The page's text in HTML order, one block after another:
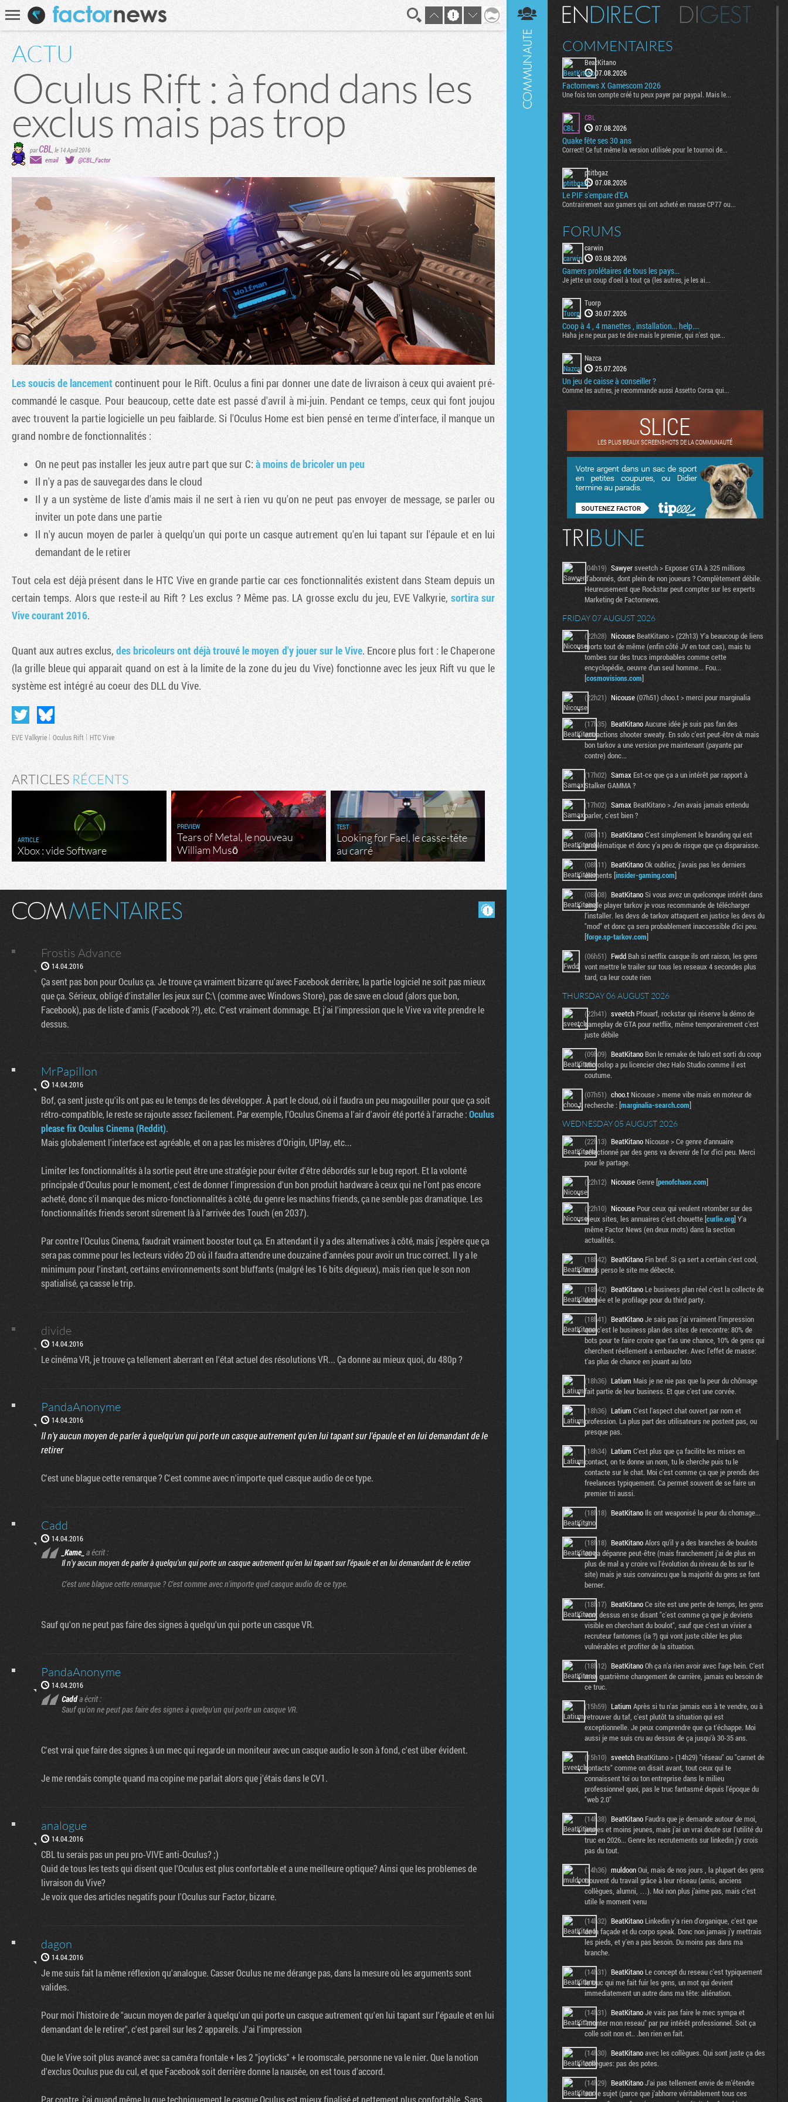
Recherche
ACTU
Oculus Rift : à fond dans les
exclus mais pas trop
parCBL le 14 April 2016
email
@CBL_Factor
Les soucis de lancementcontinuent pour le Rift. Oculus a fini par donner une date de livraison à ceux qui avaient pré-
commandé le casque. Pour beaucoup, cette date est passé d'avril à mi-juin. Pendant ce temps, ceux qui font joujou
avec trouvent la partie logicielle un peu faiblarde. Si l'Oculus Home est bien pensé en terme d'interface, il manque un
grand nombre de fonctionnalités :
On ne peut pas installer les jeux autre part que sur C: à moins de bricoler un peu
Il n'y a pas de sauvegardes dans le cloud
Il y a un système de liste d'amis mais il ne sert à rien vu qu'on ne peut pas envoyer de message, se parler ou
inviter un pote dans une partie
Il n'y aucun moyen de parler à quelqu'un qui porte un casque autrement qu'en lui tapant sur l'épaule et en lui
demandant de le retirer
Tout cela est déjà présent dans le HTC Vive en grande partie car ces fonctionnalités existent dans Steam depuis un
certain temps. Alors que reste-il au Rift ? Les exclus ? Même pas. LA grosse exclu du jeu, EVE Valkyrie, sortira sur
Vive courant 2016.
Quant aux autres exclus, des bricoleurs ont déjà trouvé le moyen d'y jouer sur le Vive. Encore plus fort : le Chaperone
(la grille bleue qui apparait quand on est à la limite de la zone du jeu du Vive) fonctionne avec les jeux Rift vu que le
système est intégré au coeur des DLL du Vive.
EVE Valkyrie Oculus Rift HTC Vive
ARTICLES RÉCENTS
ARTICLE
Xbox : vide Software
PREVIEW
Tears of Metal, le nouveau
William Musō
TEST
Looking for Fael, le casse-tête
au carré
Frostis Advance
14.04.2016
Ça sent pas bon pour Oculus ça. Je trouve ça vraiment bizarre qu'avec Facebook derrière, la partie logiciel ne soit pas mieux
que ça. Sérieux, obligé d'installer les jeux sur C:\ (comme avec Windows Store), pas de save en cloud (alors que bon,
Facebook), pas de liste d'amis (Facebook ?!), etc. C'est vraiment dommage. Et j'ai l'impression que le Vive va vite prendre le
dessus.
MrPapillon
14.04.2016
Bof, ça sent juste qu'ils ont pas eu le temps de les développer. À part le cloud, où il faudra un peu magouiller pour que ça soit
rétro-compatible, le reste se rajoute assez facilement. Par exemple, l'Oculus Cinema a l'air d'avoir été porté à l'arrache :Oculus
please fix Oculus Cinema (Reddit).
Mais globalement l'interface est agréable, et on a pas les misères d'Origin, UPlay, etc...
Limiter les fonctionnalités à la sortie peut être une stratégie pour éviter d'être débordés sur le bug report. Et la volonté
principale d'Oculus pour le moment, c'est de donner l'impression d'un bon produit hardware à ceux qui ne l'ont pas encore
acheté, donc s'il manque des micro-fonctionnalités à côté, du genre les machins friends, ça ne semble pas dramatique. Les
fonctionnalités friends seront sûrement là à l'arrivée des Touch (en 2037).
Par contre l'Oculus Cinema, faudrait vraiment booster tout ça. En attendant il y a des alternatives à côté, mais j'espère que ça
sera pas comme pour les lecteurs vidéo 2D où il faudra attendre une douzaine d'années pour avoir un truc correct. Il y a le
minimum pour l'instant, certains environnements sont bluffants (malgré les 16 bits dégueux), mais rien que le son non
spatialisé, ça casse le trip.
divide
14.04.2016
Le cinéma VR, je trouve ça tellement aberrant en l'état actuel des résolutions VR... Ça donne au mieux quoi, du 480p ?
PandaAnonyme
14.04.2016
Il n'y aucun moyen de parler à quelqu'un qui porte un casque autrement qu'en lui tapant sur l'épaule et en lui demandant de le
retirer
C'est une blague cette remarque ? C'est comme avec n'importe quel casque audio de ce type.
Cadd
14.04.2016
_Kame_ a écrit :
Il n'y aucun moyen de parler à quelqu'un qui porte un casque autrement qu'en lui tapant sur l'épaule et en lui demandant de le retirer
C'est une blague cette remarque ? C'est comme avec n'importe quel casque audio de ce type.
Sauf qu'on ne peut pas faire des signes à quelqu'un qui porte un casque VR.
PandaAnonyme
14.04.2016
Cadda écrit :
Sauf qu'on ne peut pas faire des signes à quelqu'un qui porte un casque VR.
C'est vrai que faire des signes à un mec qui regarde un moniteur avec un casque audio le son à fond, c'est über évident.
Je me rendais compte quand ma copine me parlait alors que j'étais dans le CV1.
analogue
14.04.2016
CBL tu serais pas un peu pro-VIVE anti-Oculus? ;)
Quid de tous les tests qui disent que l'Oculus est plus confortable et a une meilleure optique? Ainsi que les problemes de
livraison du Vive?
Je voix que des articles negatifs pour l'Oculus sur Factor, bizarre.
dagon
14.04.2016
Je me suis fait la même réflexion qu'analogue. Casser Oculus ne me dérange pas, dans la mesure où les arguments sont
valides.
Pour moi l'histoire de "aucun moyen de parler à quelqu'un qui porte un casque autrement qu'en lui tapant sur l'épaule et en lui
demandant de le retirer", c'est pareil sur les 2 appareils. J'ai l'impression
Que le Vive soit plus avancé avec sa caméra frontale + les 2 "joyticks" + le roomscale, personne ne va le nier. Que la notion
d'exclus Oculus pue du cul, et que Facebook soit derrière donne la nausée, on est tous d'accord.
Par contre, j'ai quand même lu que techniquement le casque Oculus est mieux finalisé et nettement plus confortable. Sans
En direct Digest
COMMENTAIRES
BeatKitano
07.08.2026
Factornews X Gamescom 2026
Une fois ton compte créé tu peux payer par paypal. Mais le...
CBL
07.08.2026
Quake fête ses 30 ans
Correct! Ce fut même la version utilisée pour le tournoi de...
ptitbgaz
07.08.2026
Le PIF s'empare d'EA
Contrairement aux gamers qui ont acheté en masse CP77 ou...
FORUMS
carwin
03.08.2026
Gamers prolétaires de tous les pays...
Je jette un coup d'oeil à tout ça (les autres, je les ai...
Tuorp
30.07.2026
Coop à 4 , 4 manettes , installation... help....
Haha je ne peux pas te dire mais le premier, qui n'est que...
Nazca
25.07.2026
Un jeu de caisse à conseiller ?
Comme les autres, je recommande aussi Assetto Corsa qui...
SLICE
LES PLUS BEAUX SCREENSHOTS DE LA COMMUNAUTÉ
Tribune
(04h19) Sawyersveetch > Exposer GTA à 325 millions
d'abonnés, dont plein de non joueurs ? Complètement débile.
Heureusement que Rockstar peut compter sur les experts
Marketing de Factornews.
FRIDAY 07 AUGUST 2026
(22h28) Nicouse BeatKitano > (22h13) Y'a beaucoup de liens
morts tout de même (enfin côté JV en tout cas), mais tu
tombes sur des trucs improbables comme cette
encyclopédie, oeuvre d'un seul homme... Fou...
[cosmovisions.com]
(22h21) Nicouse(07h51) choo.t > merci pour marginalia
(17h35) BeatKitanoAucune idée je suis pas fan des
extractions shooter sweaty. En solo c'est peut-être ok mais
bon tarkov a une version pve maintenant (payante par
contre) donc...
(17h02) Samax Est-ce que ça a un intérêt par rapport à
Stalker GAMMA ?
(17h02) Samax BeatKitano > J'en avais jamais entendu
parler, c'est bien ?
(08h11) BeatKitanoC'est simplement le branding qui est
problématique et donc y'a peu de risque que ça disparaisse.
(08h11) BeatKitanoOk oubliez, j'avais pas les derniers
éléments [insider-gaming.com]
(08h08) BeatKitanoSi vous avez un quelconque intérêt dans
single player tarkov je vous recommande de télécharger
l'installer. les devs de tarkov attaquent en justice les devs du
"mod" et donc ça sera probablement inaccessible d'ici peu.
[forge.sp-tarkov.com]
(06h51) Fwdd Bah si netflix casque ils ont raison, les gens
vont mettre le trailer sur tous les reseaux 4 secondes plus
tard, ca leur coute rien
THURSDAY 06 AUGUST 2026
(22h41) sveetch Pfouarf, rockstar qui réserve la démo de
gameplay de GTA pour netflix, même temporairement c'est
juste débile
(09h09) BeatKitano Bon le remake de halo est sorti du coup
Microslop a pu licencier chez Halo Studio comme il est
coutume.
(07h51) choo.t Nicouse > meme vibe mais en moteur de
recherche : [marginalia-search.com]
WEDNESDAY 05 AUGUST 2026
(22h13) BeatKitano Nicouse > Ce genre d'annuaire
sélectionné par des gens va devenir de l'or d'ici peu. Merci
pour le partage.
(22h12) NicouseGenre [penofchaos.com]
(22h10) Nicouse Pour ceux qui veulent retomber sur des
vieux sites, les annuaires c'est chouette [curlie.org] Y'a
même Factor News (en deux mots) dans la section
actualités.
(18h42) BeatKitano Fin bref. Si ça sert a certain c'est cool,
mais perso le site me débecte.
(18h42) BeatKitano Le business plan réel c'est la collecte de
donnée et le profilage pour du third party.
(18h41) BeatKitanoJe sais pas j'ai vraiment l'impression
que c'est le business plan des sites de rencontre: 80% de
bots pour te faire croire que t'as une chance, 10% de gens qui
cherchent réellement a embaucher. Avec l'effet de masse:
t'as plus de chance en jouant au loto
(18h36) Latium Mais je ne nie pas que la peur du chômage
fait partie de leur business. Et que c'est une corvée.
(18h36) Latium C'est l'aspect chat ouvert par nom et
profession. La plus part des utilisateurs ne postent pas, ou
presque pas.
(18h34) Latium C'est plus que ça facilite les mises en
contact, on te donne un nom, tu le cherche puis tu le
contacte sur le chat. Moi c'est comme ça que je prends des
freelances typiquement. Ca permet souvent de se faire un
premier tri aussi.
(18h18) BeatKitano Ils ont weaponisé la peur du chomage...
:/
(18h18) BeatKitanoAlors qu'il y a des branches de boulots
ou ça dépanne peut-être (mais franchement j'ai de plus en
plus de mal a y croire vu l'évolution du niveau de bs sur le
site) mais je suis convaincu que la majorité du gens se font
berner.
(18h17) BeatKitanoCe site est une perte de temps, les gens
vont dessus en se disant "c'est comme ça que je deviens
visible en cherchant du boulot", sauf que c'est un vivier a
recruteur fantomes (ia ?) qui vont juste cibler les plus
vulnérables et profiter de la situation.
(18h12) BeatKitanoOh ça n'a rien avoir avec l'age hein. C'est
mon quatrième changement de carrière, jamais eu besoin de
ce truc.
(15h59) Latium Après si tu n'as jamais eus à te vendre, ou à
retrouver du taf, c'est plutôt ta situation qui est
exceptionnelle. Je peux comprendre que ça t'échappe. Moi
aussi je me suis cru au dessus de ça jusqu'à 30-35 ans.
(15h10) sveetch BeatKitano > (14h29) "réseau" ou "carnet de
contacts" comme on disait avant, tout ceux qui te
connaissent toi ou ton entreprise dans le milieu
professionnel quoi, pas le truc fantasmé depuis l'époque du
"web 2.0"
(14h38) BeatKitano Faudra que je demande autour de moi,
jeunes et moins jeunes, mais j'ai un vrai doute sur l'utilité du
truc en 2026... Genre les recrutements sur linkedin j'y crois
pas du tout.
(14h36) muldoonOui, mais de nos jours , la plupart des gens
trouvent du travail grâce à leur réseau (amis, anciens
collègues, alumni, …). Moi non plus j’aime pas, mais c’est
utile le moment venu
(14h32) BeatKitano Linkedin y'a rien d'organique, c'est que
de la façade et du corpo speak. Donc non jamais j'y mettrais
les pieds, et y'en a pas besoin. Du moins pas dans ma
branche.
(14h31) BeatKitano Le concept du reseau c'est typiquement
le truc qui me fait fuir les gens, un mot qui devient
immediatement un autre dans ma tête: aliénation.
(14h31) BeatKitanoJe vais pas faire le mec sympa et
"monter mon reseau" par pur intérêt professionnel. Soit ça
colle soit non et.. .ben rien en fait.
(14h30) BeatKitanoavec les collègues. Qui sont juste ça des
collègues: pas des potes.
(14h29) BeatKitanoJ'ai pas tellement envie de m'étendre
sur le sujet (parce que j'abhorre véritablement tous ces